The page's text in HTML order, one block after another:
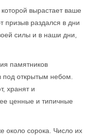
вырастает ваше
призыв раздался в дни
силы и в наши дни,
памятников
под открытым небом.
хранят и
ценные и типичные
около сорока. Число их